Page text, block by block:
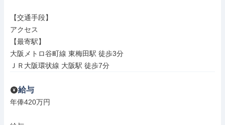
【交通手段】
アクセス
【最寄駅】
大阪メトロ谷町線 東梅田駅 徒歩3分
ＪＲ大阪環状線 大阪駅 徒歩7分
給与
年俸420万円